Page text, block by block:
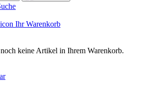
Ihr Warenkorb
noch keine Artikel in Ihrem Warenkorb.